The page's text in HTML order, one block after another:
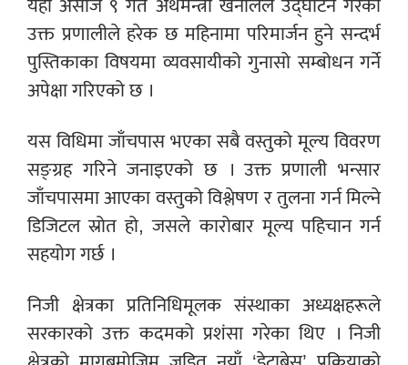
उक्त प्रणालीले हरेक छ महिनामा परिमार्जन हुने सन्दर्भ
पुस्तिकाका विषयमा व्यवसायीको गुनासो सम्बोधन गर्ने
अपेक्षा गरिएको छ ।
यस विधिमा जाँचपास भएका सबै वस्तुको मूल्य विवरण
सङ्ग्रह गरिने जनाइएको छ । उक्त प्रणाली भन्सार
जाँचपासमा आएका वस्तुको विश्लेषण र तुलना गर्न मिल्ने
डिजिटल स्रोत हो, जसले कारोबार मूल्य पहिचान गर्न
सहयोग गर्छ ।
निजी क्षेत्रका प्रतिनिधिमूलक संस्थाका अध्यक्षहरूले
सरकारको उक्त कदमको प्रशंसा गरेका थिए । निजी